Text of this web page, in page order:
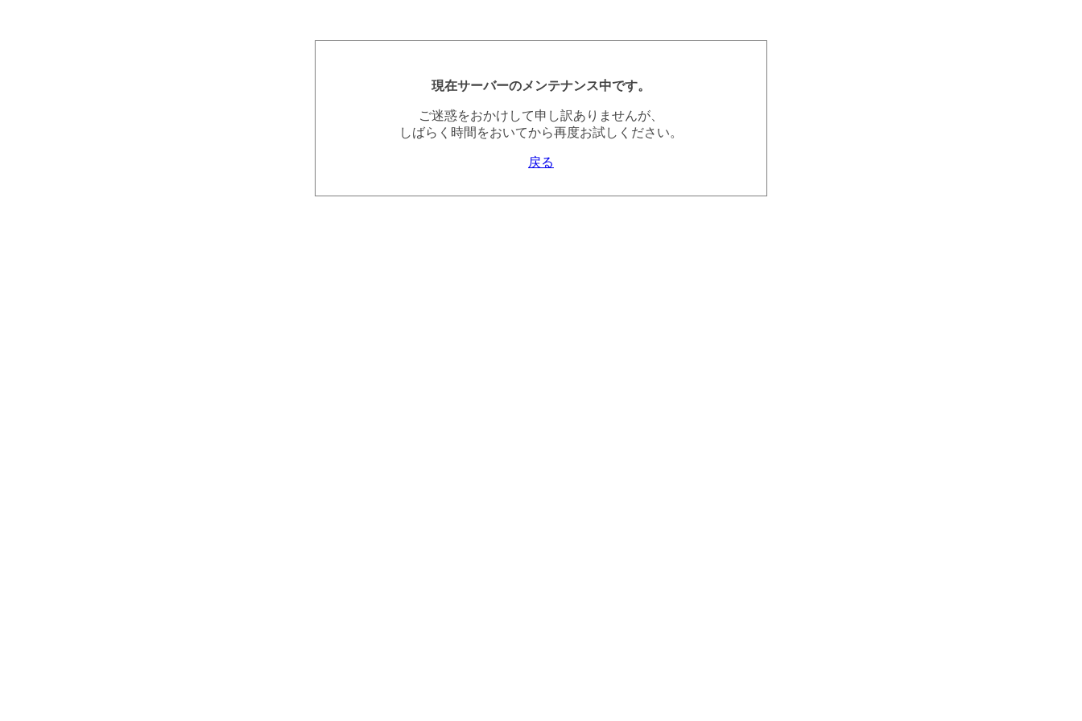
現在サーバーのメンテナンス中です。
ご迷惑をおかけして申し訳ありませんが、
しばらく時間をおいてから再度お試しください。
戻る